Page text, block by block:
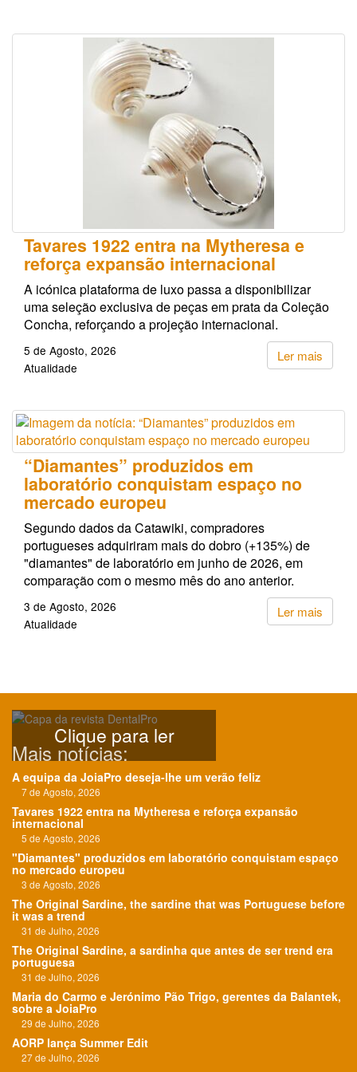
Tavares 1922 entra na Mytheresa e
reforça expansão internacional
A icónica plataforma de luxo passa a disponibilizar
uma seleção exclusiva de peças em prata da Coleção
Concha, reforçando a projeção internacional.
Ler mais
5 de Agosto, 2026
Atualidade
“Diamantes” produzidos em
laboratório conquistam espaço no
mercado europeu
Segundo dados da Catawiki, compradores
portugueses adquiriram mais do dobro (+135%) de
"diamantes" de laboratório em junho de 2026, em
comparação com o mesmo mês do ano anterior.
Ler mais
3 de Agosto, 2026
Atualidade
Clique para ler
Mais notícias:
A equipa da JoiaPro deseja-lhe um verão feliz
7 de Agosto, 2026
Tavares 1922 entra na Mytheresa e reforça expansão
internacional
5 de Agosto, 2026
"Diamantes" produzidos em laboratório conquistam espaço
no mercado europeu
3 de Agosto, 2026
The Original Sardine, the sardine that was Portuguese before
it was a trend
31 de Julho, 2026
The Original Sardine, a sardinha que antes de ser trend era
portuguesa
31 de Julho, 2026
Maria do Carmo e Jerónimo Pão Trigo, gerentes da Balantek,
sobre a JoiaPro
29 de Julho, 2026
AORP lança Summer Edit
27 de Julho, 2026